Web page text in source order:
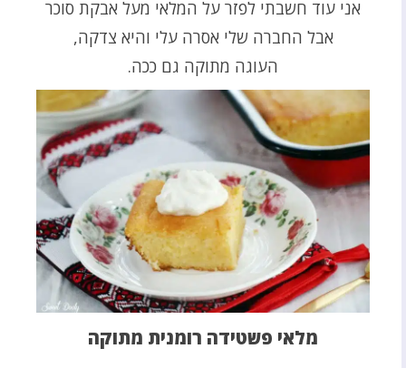
אני עוד חשבתי לפזר על המלאי מעל אבקת סוכר
אבל החברה שלי אסרה עלי והיא צדקה,
העוגה מתוקה גם ככה.
מלאי פשטידה רומנית מתוקה